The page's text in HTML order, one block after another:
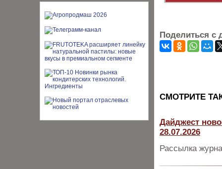
Поделиться с
CМОТРИТЕ
Дайджест
28.07.2026
Рассылка